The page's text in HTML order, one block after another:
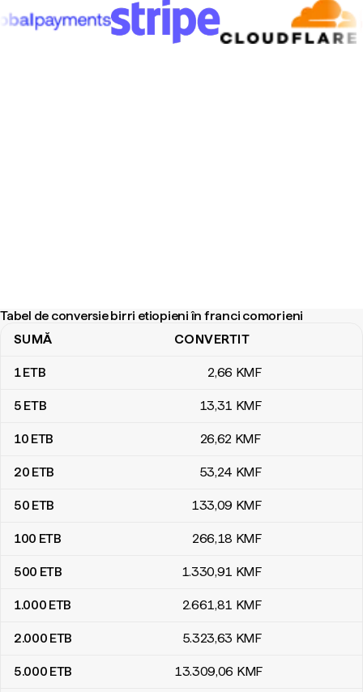
Tabel de conversie birri etiopieni în franci comorieni
Tabel de conversie birri etiopieni în franci comorieni
SUMĂ CONVERTIT
1ETB 2,66 KMF
5 ETB 13,31 KMF
10 ETB 26,62 KMF
20 ETB 53,24 KMF
50 ETB 133,09 KMF
100 ETB 266,18 KMF
500 ETB 1.330,91 KMF
1.000 ETB 2.661,81 KMF
2.000 ETB 5.323,63 KMF
5.000 ETB 13.309,06 KMF